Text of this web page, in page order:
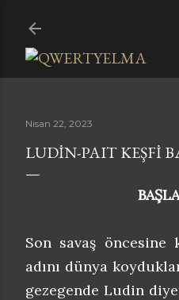
Nisan 22, 2023
LUDIN-PAIT KEŞFI
Son savaş öncesine
adını dünya
gezegende Ludin